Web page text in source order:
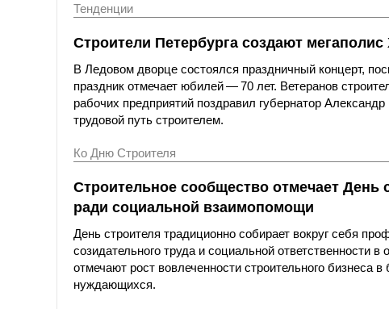
Тенденции
Строители Петербурга создают мегаполис
В Ледовом дворце состоялся праздничный концерт,
праздник отмечает юбилей — 70 лет. Ветеранов
рабочих предприятий поздравил губернатор
трудовой путь строителем.
Ко Дню Строителя
Строительное сообщество отмечает
ради социальной взаимопомощи
День строителя традиционно собирает вокруг себя
созидательного труда и социальной ответственности
отмечают рост вовлеченности строительного бизнеса
нуждающихся.